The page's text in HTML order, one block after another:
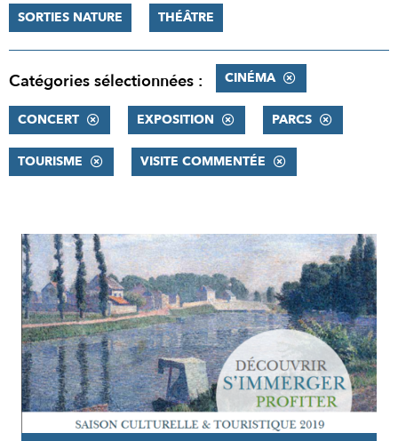
SORTIES NATURE THÉÂTRE
Catégories sélectionnées : CINÉMA
CONCERT EXPOSITION PARCS
TOURISME VISITE COMMENTÉE
RÉSULTATS